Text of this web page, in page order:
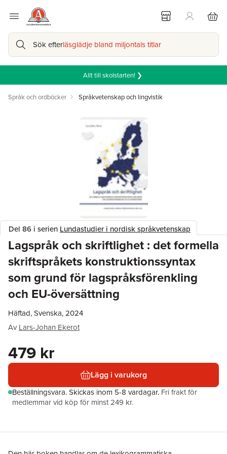
Sök efterläsglädje bland miljontals titlar
Allt till skolstarten! ❯
Språk och ordböcker Språkvetenskap och lingvistik
Del 86 i serien Lundastudier i nordisk språkvetenskap
Lagspråk och skriftlighet : det formella
skriftspråkets konstruktionssyntax
som grund för lagspråksförenkling
och EU-översättning
Häftad, Svenska, 2024
Av Lars-Johan Ekerot
479 kr
Lägg i varukorg
Beställningsvara.Skickas inom 5-8 vardagar. Fri frakt för
medlemmar vid köp för minst 249 kr.